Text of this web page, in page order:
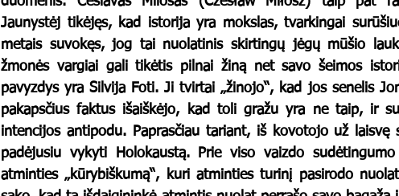
Jaunystėj tikėjęs, kad istorija yra mokslas, tvarkingai
metais suvokęs, jog tai nuolatinis skirtingų jėgų mūšio
žmonės vargiai gali tikėtis pilnai žiną net savo šeimos
pavyzdys yra Silvija Foti. Ji tvirtai „žinojo“, kad jos senelis
pakapsčius faktus išaiškėjo, kad toli gražu yra ne taip, ir
intencijos antipodu. Paprasčiau tariant, iš kovotojo už laisvę
padėjusiu vykyti Holokaustą. Prie viso vaizdo
atminties „kūrybiškumą“, kuri atminties turinį pasirodo